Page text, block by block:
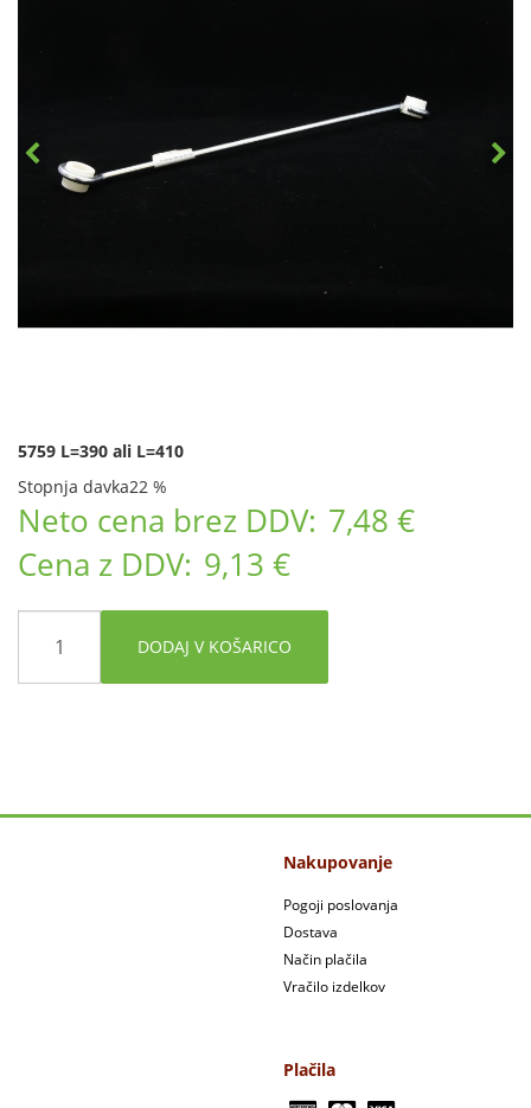
5759 L=390 ali L=410
Stopnja davka22 %
Neto cena brez DDV: 7,48 €
Cena z DDV: 9,13 €
DODAJ V KOŠARICO
Nakupovanje
Pogoji poslovanja
Dostava
Način plačila
Vračilo izdelkov
Plačila